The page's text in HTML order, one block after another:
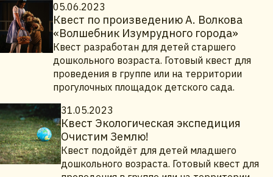
05.06.2023
Квест по произведению А. Волкова
«Волшебник Изумрудного города»
Квест разработан для детей старшего
дошкольного возраста. Готовый квест для
проведения в группе или на территории
прогулочных площадок детского сада.
31.05.2023
Квест Экологическая экспедиция
Очистим Землю!
Квест подойдёт для детей младшего
дошкольного возраста. Готовый квест для